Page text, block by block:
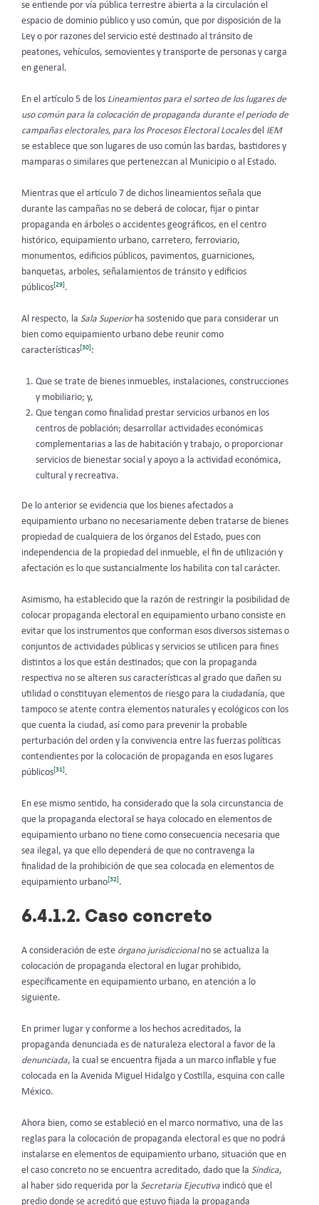
se entiende por vía pública terrestre abierta a la circulación el
espacio de dominio público y uso común, que por disposición de la
Ley o por razones del servicio esté destinado al tránsito de
peatones, vehículos, semovientes y transporte de personas y carga
en general.
En el artículo 5 de los Lineamientos para el sorteo de los lugares de
uso común para la colocación de propaganda durante el periodo de
campañas electorales, para los Procesos Electoral Localesdel IEM
se establece que son lugares de uso común las bardas, bastidores y
mamparas o similares que pertenezcan al Municipio o al Estado.
Mientras que el artículo 7 de dichos lineamientos señala que
durante las campañas no se deberá de colocar, fijar o pintar
propaganda en árboles o accidentes geográficos, en el centro
histórico, equipamiento urbano, carretero, ferroviario,
monumentos, edificios públicos, pavimentos, guarniciones,
banquetas, arboles, señalamientos de tránsito y edificios
públicos[29].
Al respecto, la Sala Superior ha sostenido que para considerar un
bien como equipamiento urbano debe reunir como
características[30]:
Que se trate de bienes inmuebles, instalaciones, construcciones
y mobiliario; y,
Que tengan como finalidad prestar servicios urbanos en los
centros de población; desarrollar actividades económicas
complementarias a las de habitación y trabajo, o proporcionar
servicios de bienestar social y apoyo a la actividad económica,
cultural y recreativa.
De lo anterior se evidencia que los bienes afectados a
equipamiento urbano no necesariamente deben tratarse de bienes
propiedad de cualquiera de los órganos del Estado, pues con
independencia de la propiedad del inmueble, el fin de utilización y
afectación es lo que sustancialmente los habilita con tal carácter.
Asimismo, ha establecido que la razón de restringir la posibilidad de
colocar propaganda electoral en equipamiento urbano consiste en
evitar que los instrumentos que conforman esos diversos sistemas o
conjuntos de actividades públicas y servicios se utilicen para fines
distintos a los que están destinados; que con la propaganda
respectiva no se alteren sus características al grado que dañen su
utilidad o constituyan elementos de riesgo para la ciudadanía, que
tampoco se atente contra elementos naturales y ecológicos con los
que cuenta la ciudad, así como para prevenir la probable
perturbación del orden y la convivencia entre las fuerzas políticas
contendientes por la colocación de propaganda en esos lugares
públicos[31].
En ese mismo sentido, ha considerado que la sola circunstancia de
que la propaganda electoral se haya colocado en elementos de
equipamiento urbano no tiene como consecuencia necesaria que
sea ilegal, ya que ello dependerá de que no contravenga la
finalidad de la prohibición de que sea colocada en elementos de
equipamiento urbano[32].
6.4.1.2. Caso concreto
A consideración de este órgano jurisdiccionalno se actualiza la
colocación de propaganda electoral en lugar prohibido,
específicamente en equipamiento urbano, en atención a lo
siguiente.
En primer lugar y conforme a los hechos acreditados, la
propaganda denunciada es de naturaleza electoral a favor de la
denunciada, la cual se encuentra fijada a un marco inflable y fue
colocada en la Avenida Miguel Hidalgo y Costilla, esquina con calle
México.
Ahora bien, como se estableció en el marco normativo, una de las
reglas para la colocación de propaganda electoral es que no podrá
instalarse en elementos de equipamiento urbano, situación que en
el caso concreto no se encuentra acreditado, dado que la Síndica,
al haber sido requerida por la Secretaria Ejecutiva indicó que el
predio donde se acreditó que estuvo fijada la propaganda